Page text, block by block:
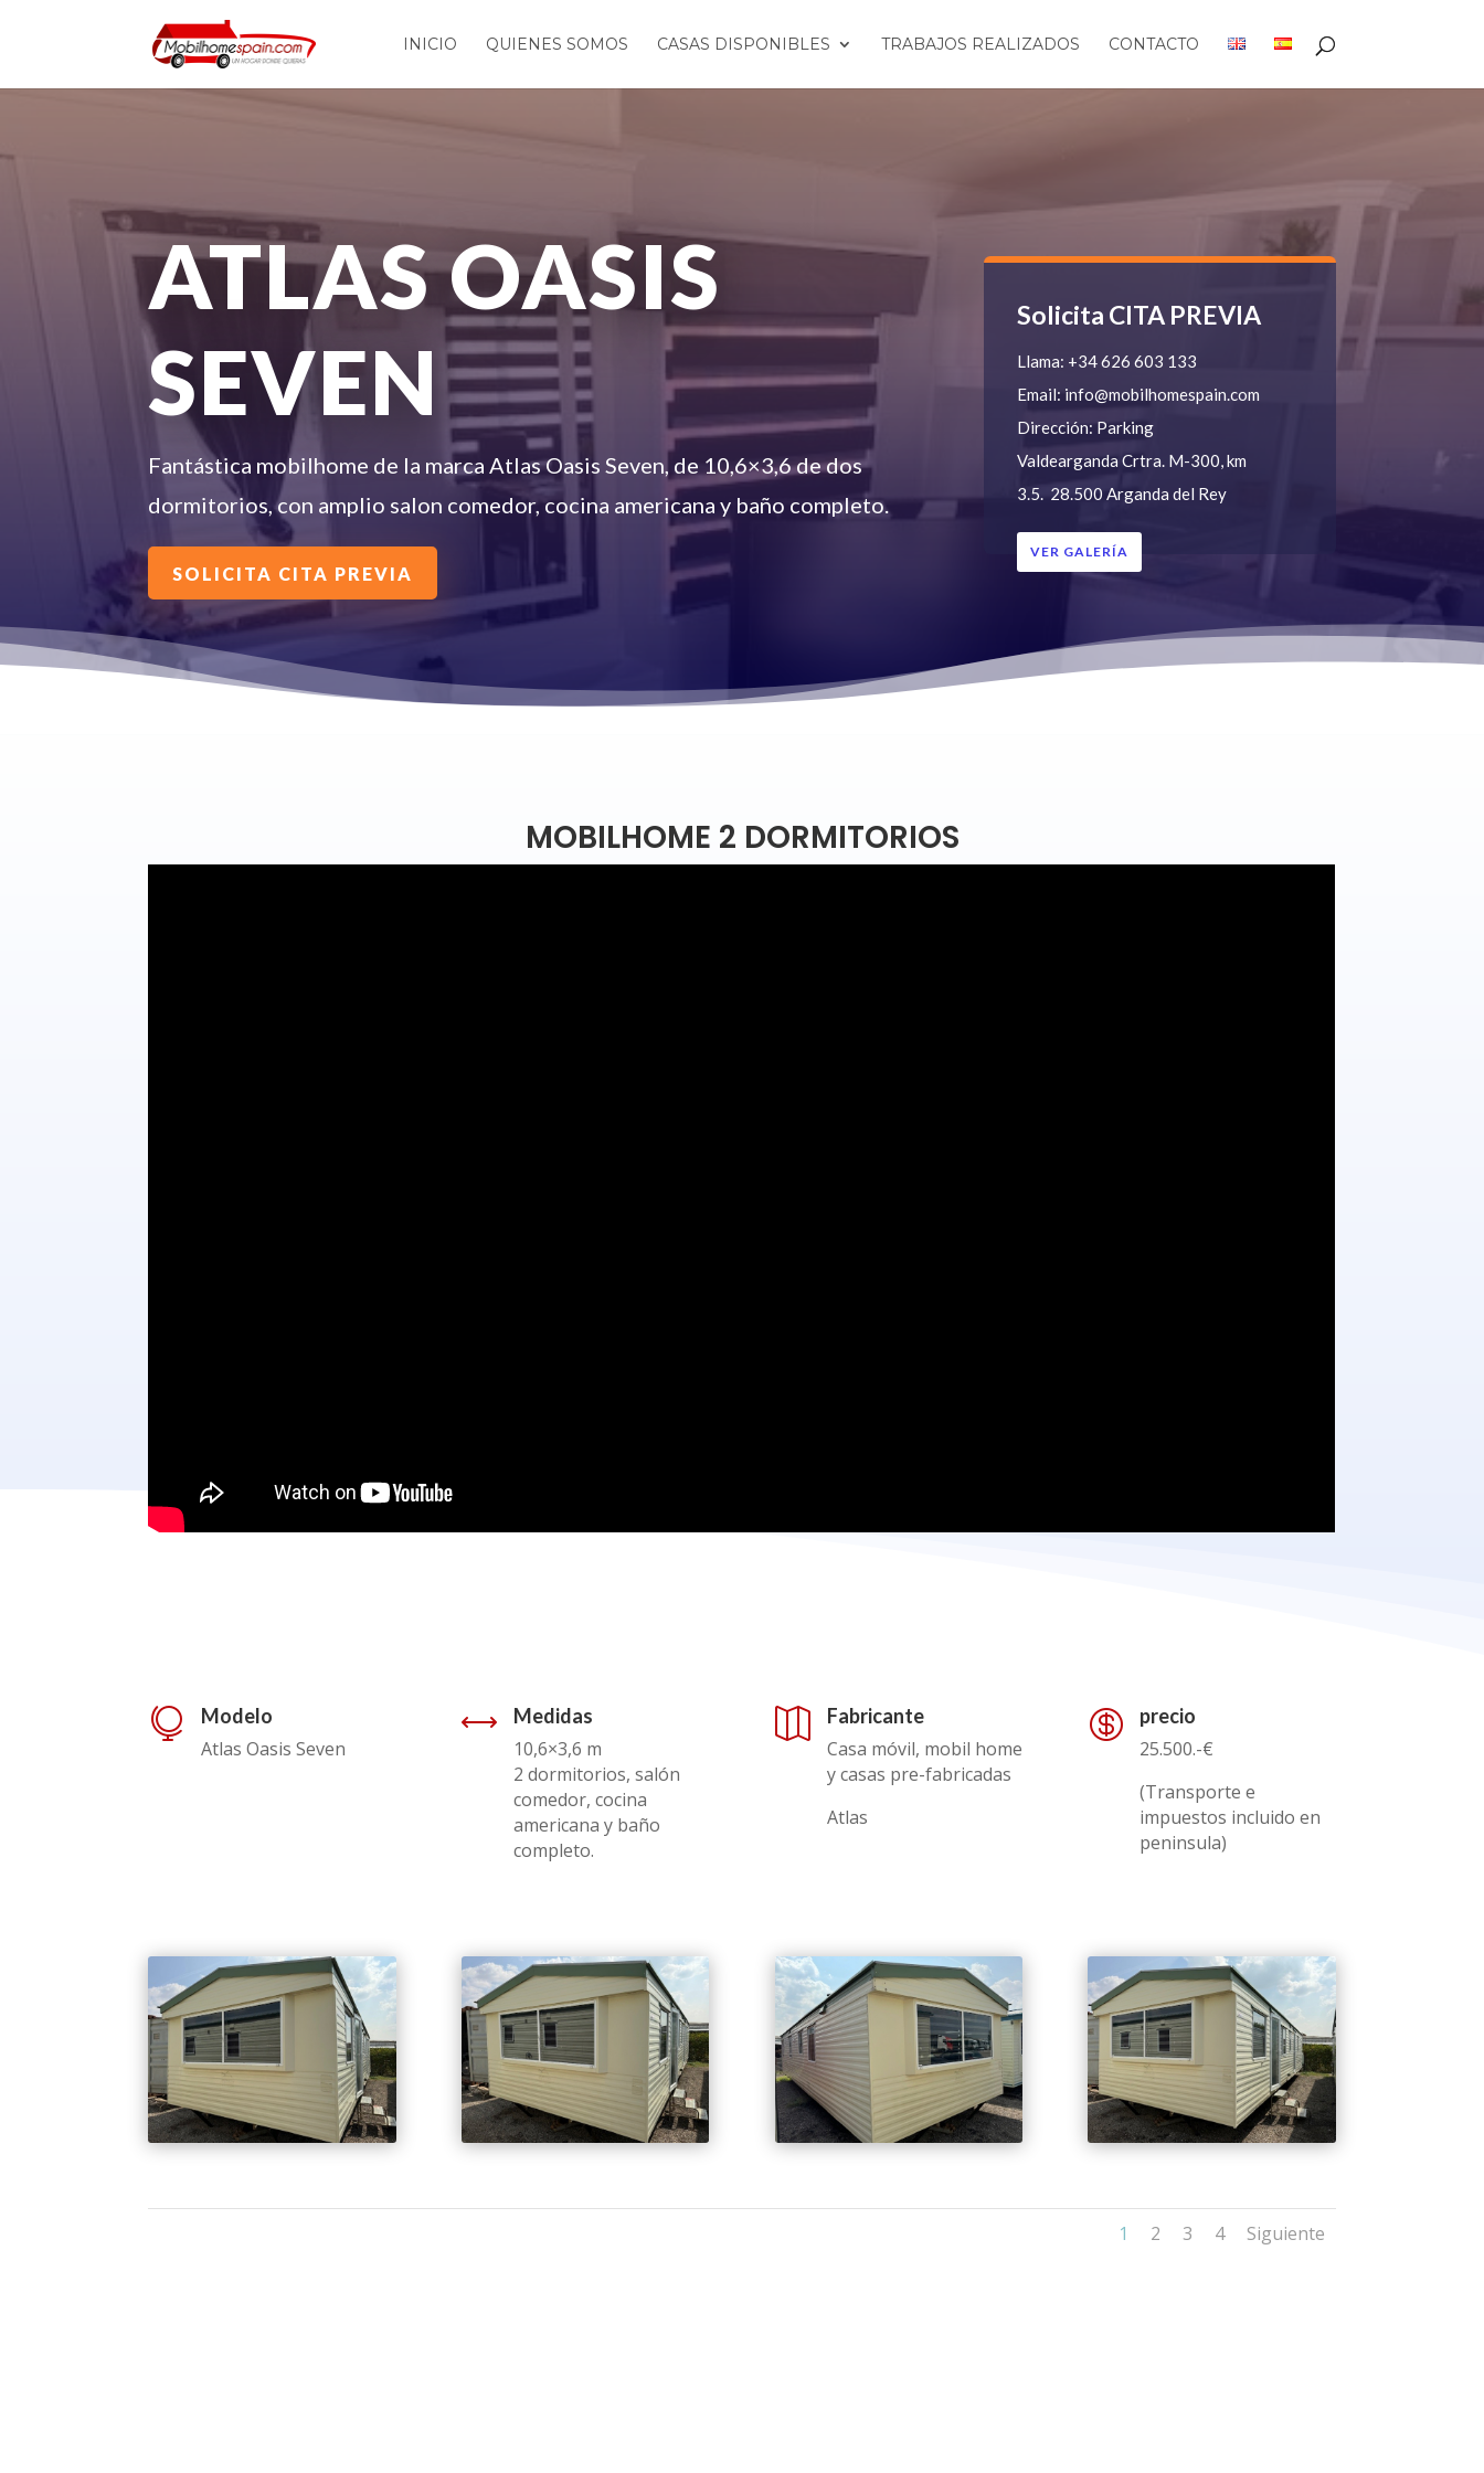
INICIO QUIENES SOMOS CASAS DISPONIBLES TRABAJOS REALIZADOS CONTACTO
ATLAS OASIS
SEVEN
Fantástica mobilhome de la marca Atlas Oasis Seven, de 10,6×3,6 de dos
dormitorios, con amplio salon comedor, cocina americana y baño completo.
SOLICITA CITA PREVIA
Solicita CITA PREVIA
Llama: +34 626 603 133
Email: info@mobilhomespain.com
Dirección: Parking
Valdearganda Crtra. M-300, km
3.5. 28.500 Arganda del Rey
VER GALERÍA
MOBILHOME 2 DORMITORIOS

Modelo
Atlas Oasis Seven
,
Medidas
10,6×3,6 m
2 dormitorios, salón
comedor, cocina
americana y baño
completo.

Fabricante
Casa móvil, mobil home
y casas pre-fabricadas
Atlas

precio
25.500.-€
(Transporte e
impuestos incluido en
peninsula)
1 2 3 4 Siguiente